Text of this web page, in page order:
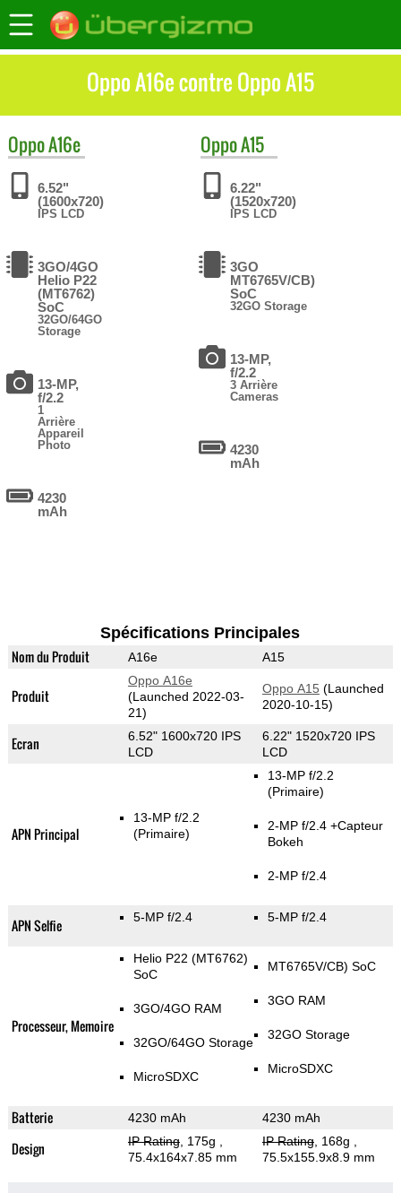
Oppo A16e contre Oppo A15
OppoA16e
6.52"
(1600x720)
IPS LCD
3GO/4GO
Helio P22
(MT6762)
SoC
32GO/64GO
Storage
13-MP,
f/2.2
1
Arrière
Appareil
Photo
4230
mAh
OppoA15
6.22"
(1520x720)
IPS LCD
3GO
MT6765V/CB)
SoC
32GO Storage
13-MP,
f/2.2
3 Arrière
Cameras
4230
mAh
Spécifications Principales
Nom du Produit A16e A15
Produit
Oppo A16e
(Launched 2022-03-
21)
Oppo A15 (Launched
2020-10-15)
Ecran
6.52" 1600x720 IPS
LCD
6.22" 1520x720 IPS
LCD
APN Principal
13-MP f/2.2
(Primaire)
13-MP f/2.2
(Primaire)
2-MP f/2.4 +Capteur
Bokeh
2-MP f/2.4
APN Selfie 5-MP f/2.4 5-MP f/2.4
Processeur, Memoire
Helio P22 (MT6762)
SoC
3GO/4GO RAM
32GO/64GO Storage
MicroSDXC
MT6765V/CB) SoC
3GO RAM
32GO Storage
MicroSDXC
Batterie 4230 mAh 4230 mAh
Design IP Rating, 175g
75.4x164x7.85 mm
IP Rating, 168g
75.5x155.9x8.9 mm